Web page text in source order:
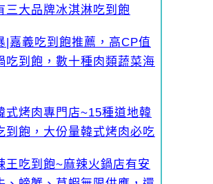
三大品牌冰淇淋吃到飽
|嘉義吃到飽推薦，高CP值
吃到飽，數十種肉類蔬菜海
式烤肉專門店~15種道地韓
到飽，大份量韓式烤肉必吃
王吃到飽~麻辣火鍋店有安